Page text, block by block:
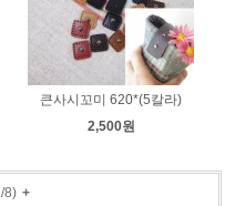
큰사시꼬미 620*(5칼라)
2,500원
/8)+